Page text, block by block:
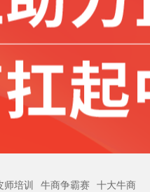
师培训 牛商争霸赛 十大牛商